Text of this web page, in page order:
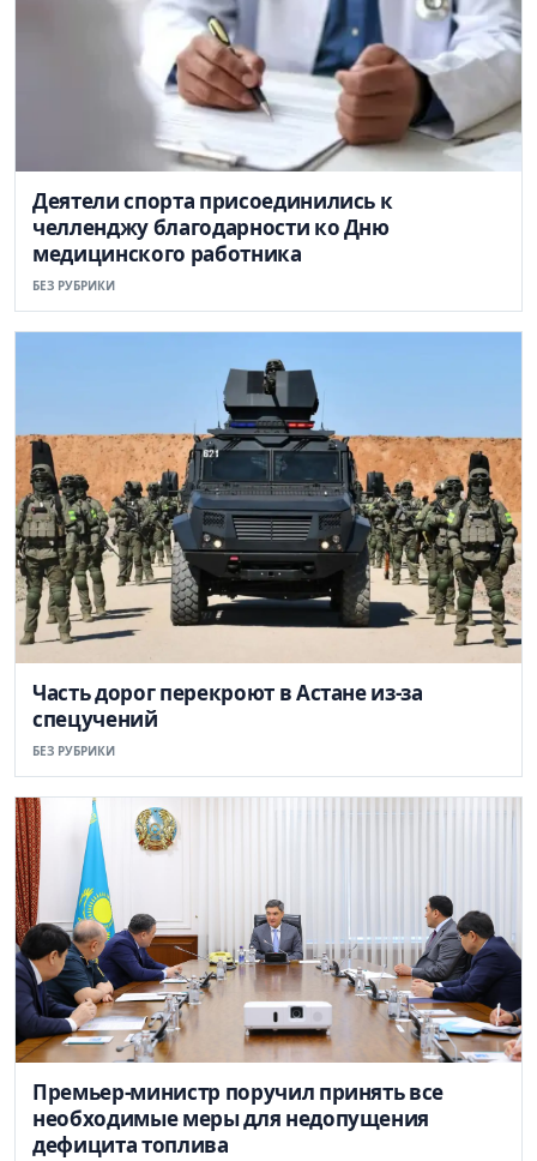
Деятели спорта присоединились к
челленджу благодарности ко Дню
медицинского работника
БЕЗ РУБРИКИ
Часть дорог перекроют в Астане из-за
спецучений
БЕЗ РУБРИКИ
Премьер-министр поручил принять все
необходимые меры для недопущения
дефицита топлива